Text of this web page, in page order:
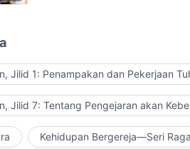
Jilid 1: Penampakan dan Pekerjaan
Jilid 7: Tentang Pengejaran akan
Kehidupan Bergereja—Seri